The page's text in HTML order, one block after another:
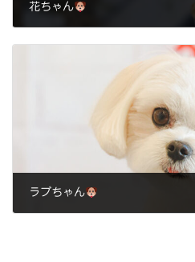
花ちゃん
ラブちゃん